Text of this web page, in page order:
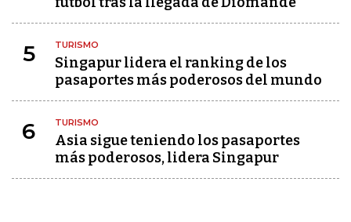
5 TURISMO
Singapur lidera el ranking de los
pasaportes más poderosos del mundo
6 TURISMO
Asia sigue teniendo los pasaportes
más poderosos, lidera Singapur